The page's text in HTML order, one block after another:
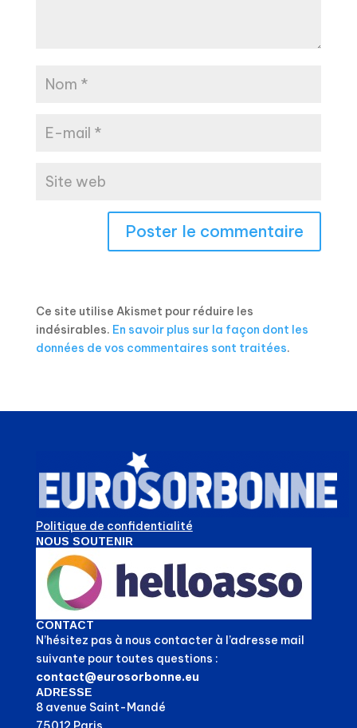
Ce site utilise Akismet pour réduire les
indésirables. En savoir plus sur la façon dont les
données de vos commentaires sont traitées.
Politique de confidentialité
NOUS SOUTENIR
CONTACT
N’hésitez pas à nous contacter à l’adresse mail
suivante pour toutes questions :
contact@eurosorbonne.eu
ADRESSE
8 avenue Saint-Mandé